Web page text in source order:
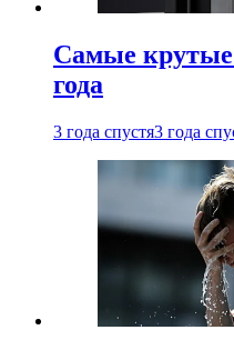
Самые крутые
года
3 года спустя3 года